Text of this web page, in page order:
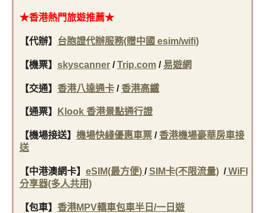
★香港熱門旅遊推薦★
【代辦】 台胞證代辦服務(贈中國 esim/wifi)
【機票】 skyscanner/Trip.com/易遊網
【交通】 香港八達通卡/香港高鐵
【通票】 Klook 香港景點通行證
【機場接送】 機場快綫優惠車票/香港機場豪華房車接
送
【中港澳網卡】 eSIM(最方便) /SIM卡(不限流量)/WiFI
分享器(多人共用)
【包車】 香港MPV轎車包車半日/一日遊